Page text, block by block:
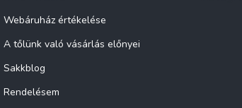
Webáruház értékelése
A tőlünk való vásárlás előnyei
Sakkblog
Rendelésem